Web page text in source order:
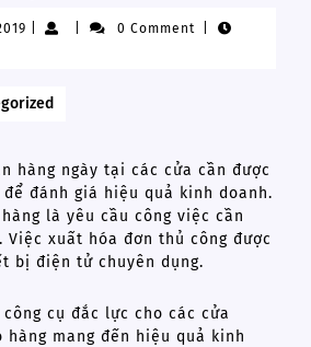
September
0 Comment
hàng ngày tại các cửa cần được
đánh giá hiệu quả kinh doanh.
là yêu cầu công việc cần
xuất hóa đơn thủ công được
bị điện tử chuyên dụng.
cụ đắc lực cho các cửa
hàng mang đến hiệu quả kinh